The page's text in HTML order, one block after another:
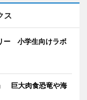
ス
ー 小学生向けラボ
巨大肉食恐竜や海